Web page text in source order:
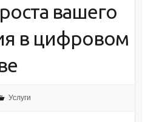
вашего
в цифровом
Услуги